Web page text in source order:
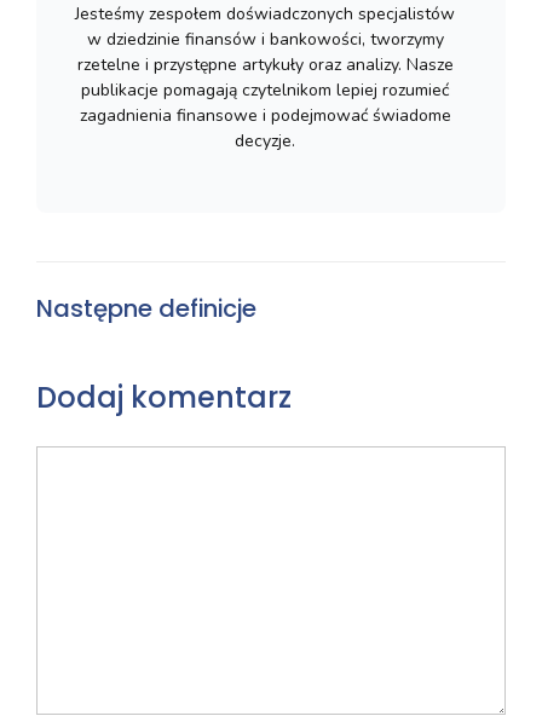
Jesteśmy zespołem doświadczonych specjalistów
w dziedzinie finansów i bankowości, tworzymy
rzetelne i przystępne artykuły oraz analizy. Nasze
publikacje pomagają czytelnikom lepiej rozumieć
zagadnienia finansowe i podejmować świadome
decyzje.
Następne definicje
Dodaj komentarz